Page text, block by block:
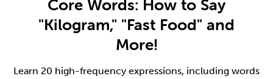
Core Words: How to Say
"Kilogram," "Fast Food" and
More!
Learn 20 high-frequency expressions, including words